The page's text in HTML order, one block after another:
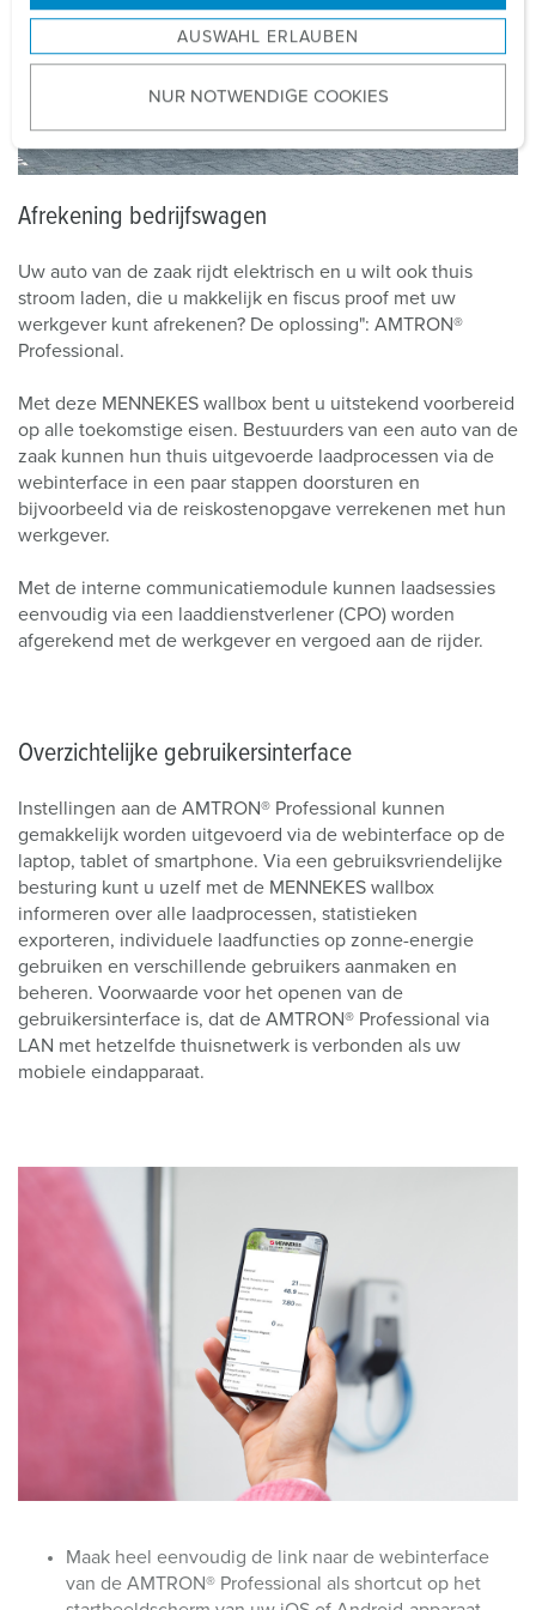
s
u
w
a
l
AUSWAHL ERLAUBEN
NUR NOTWENDIGE COOKIES
Afrekening bedrijfswagen
Uw auto van de zaak rijdt elektrisch en u wilt ook thuis
stroom laden, die u makkelijk en fiscus proof met uw
werkgever kunt afrekenen? De oplossing": AMTRON®
Professional.
Met deze MENNEKES wallbox bent u uitstekend voorbereid
op alle toekomstige eisen. Bestuurders van een auto van de
zaak kunnen hun thuis uitgevoerde laadprocessen via de
webinterface in een paar stappen doorsturen en
bijvoorbeeld via de reiskostenopgave verrekenen met hun
werkgever.
Met de interne communicatiemodule kunnen laadsessies
eenvoudig via een laaddienstverlener (CPO) worden
afgerekend met de werkgever en vergoed aan de rijder.
Overzichtelijke gebruikersinterface
Instellingen aan de AMTRON® Professional kunnen
gemakkelijk worden uitgevoerd via de webinterface op de
laptop, tablet of smartphone. Via een gebruiksvriendelijke
besturing kunt u uzelf met de MENNEKES wallbox
informeren over alle laadprocessen, statistieken
exporteren, individuele laadfuncties op zonne-energie
gebruiken en verschillende gebruikers aanmaken en
beheren. Voorwaarde voor het openen van de
gebruikersinterface is, dat de AMTRON® Professional via
LAN met hetzelfde thuisnetwerk is verbonden als uw
mobiele eindapparaat.
Maak heel eenvoudig de link naar de webinterface
van de AMTRON® Professional als shortcut op het